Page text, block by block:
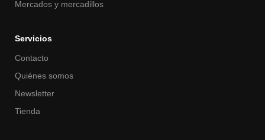
Mercados y mercadillos
Servicios
Contacto
Quiénes somos
Newsletter
Tienda